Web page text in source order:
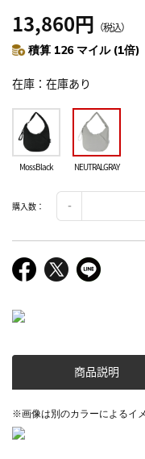
13,860円 （税込）
積算 126 マイル (1倍)
在庫 在庫あり
MossBlack NEUTRALGRAY
購入数：
商品説明
※画像は別のカラーによるイ